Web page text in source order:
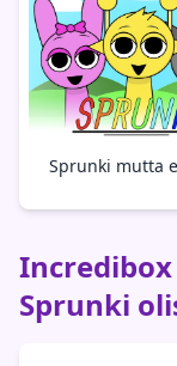
Sprunki mutta
Incredibox
Sprunki